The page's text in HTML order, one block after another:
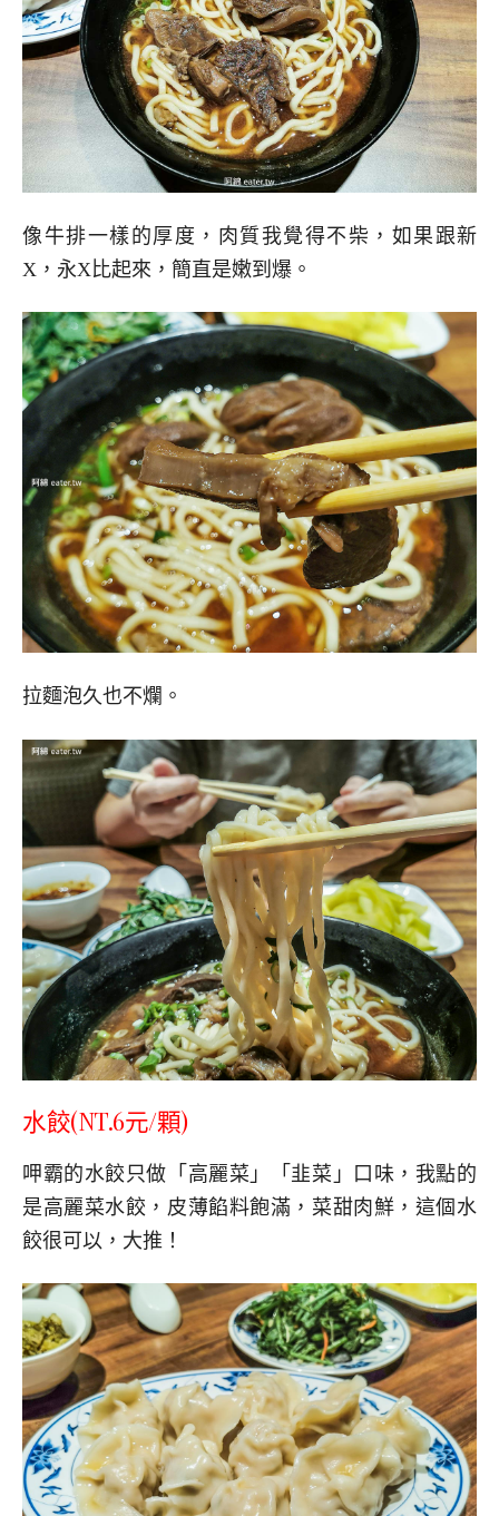
像牛排一樣的厚度，肉質我覺得不柴，如果跟新
X，永X比起來，簡直是嫩到爆。
拉麵泡久也不爛。
水餃(NT.6元/顆)
呷霸的水餃只做「高麗菜」「韭菜」口味，我點的
是高麗菜水餃，皮薄餡料飽滿，菜甜肉鮮，這個水
餃很可以，大推！